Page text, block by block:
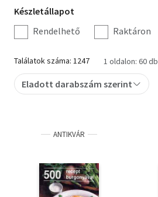
Életmód, egészség
Erotika
Gyermek- és ifjúsági
Hobbi, szabadidő
Minikönyv
Készletállapot
szűrés
Készletállapot
Rendelhető
Raktáron
Találatok száma: 1247 1 oldalon: 60 db
Eladott darabszám szerint
ANTIKVÁR